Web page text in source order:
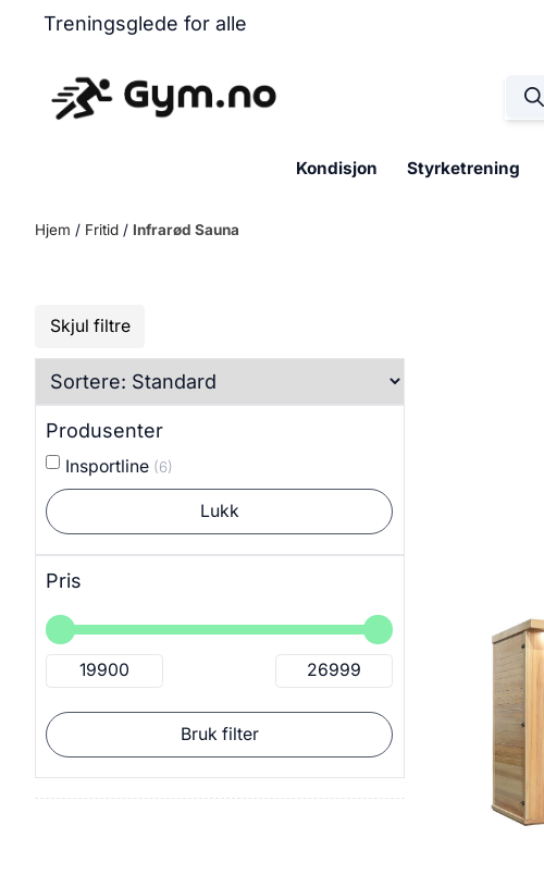
Hopp til innhold
Treningsglede for alle
Kondisjon Styrketrening
Hjem / Fritid / Infrarød Sauna
Skjul filtre
Produsenter
Insportline (6)
Lukk
Pris
Bruk filter